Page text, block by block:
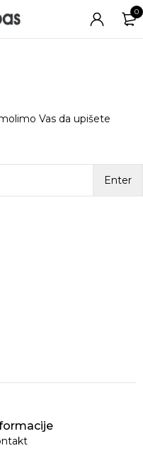
0
Vas da upišete